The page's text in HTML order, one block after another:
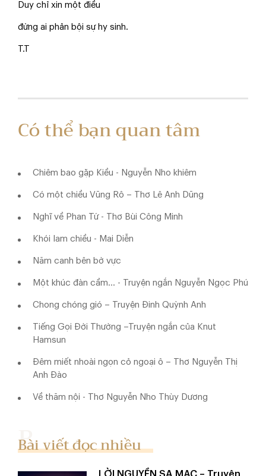
Duy chỉ xin một điều
đừng ai phản bội sự hy sinh.
T.T
Có thể bạn quan tâm
Chiêm bao gặp Kiều - Nguyễn Nho khiêm
Có một chiều Vũng Rô – Thơ Lê Anh Dũng
Nghĩ về Phan Tứ - Thơ Bùi Công Minh
Khói lam chiều - Mai Diễn
Năm canh bên bờ vực
Một khúc đàn cầm... - Truyện ngắn Nguyễn Ngọc Phú
Chong chóng gió – Truyện Đinh Quỳnh Anh
Tiếng Gọi Đời Thường –Truyện ngắn của Knut
Hamsun
Đêm miết nhoài ngọn cỏ ngoại ô – Thơ Nguyễn Thị
Anh Đào
Về thăm nội - Thơ Nguyễn Nho Thùy Dương
Bài viết đọc nhiều